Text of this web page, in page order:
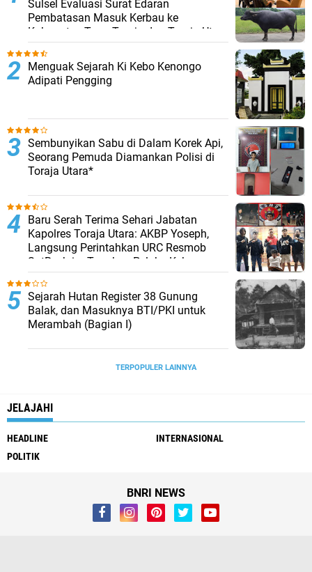
Sulsel Evaluasi Surat Edaran
Pembatasan Masuk Kerbau ke
Kabupaten Tana Toraja dan Toraja Utara
Menguak Sejarah Ki Kebo Kenongo
Adipati Pengging
Sembunyikan Sabu di Dalam Korek Api,
Seorang Pemuda Diamankan Polisi di
Toraja Utara*
Baru Serah Terima Sehari Jabatan
Kapolres Toraja Utara: AKBP Yoseph,
Langsung Perintahkan URC Resmob
SatReskrim Tangkap Pelaku Kekerasan
Seksual Anak Di Bawah Umur
Sejarah Hutan Register 38 Gunung
Balak, dan Masuknya BTI/PKI untuk
Merambah (Bagian I)
TERPOPULER LAINNYA
JELAJAHI
HEADLINE
INTERNASIONAL
POLITIK
BNRI NEWS